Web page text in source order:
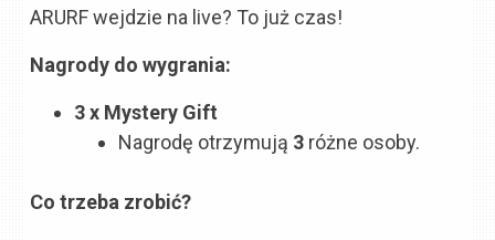
ARURF wejdzie na live? To już czas!
Nagrody do wygrania:
3 x Mystery Gift
Nagrodę otrzymują 3 różne osoby.
Co trzeba zrobić?